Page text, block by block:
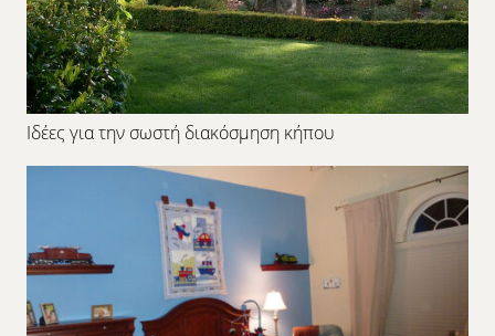
Ιδέες για την σωστή διακόσμηση κήπου